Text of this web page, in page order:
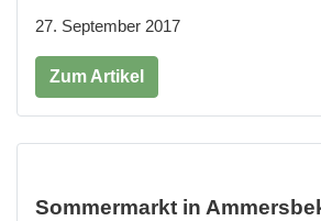
27. September 2017
Zum Artikel
Sommermarkt in